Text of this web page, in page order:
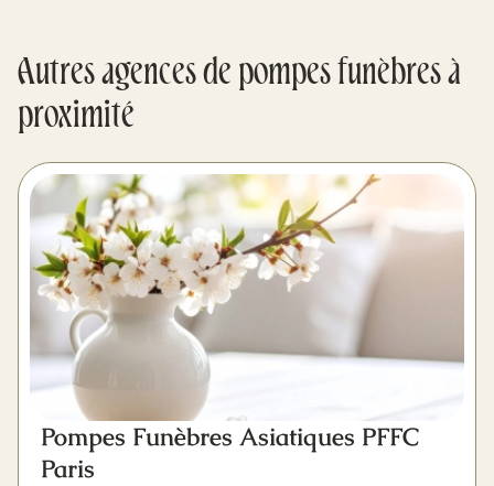
Autres agences de pompes funèbres à
proximité
Pompes Funèbres Asiatiques PFFC
Paris